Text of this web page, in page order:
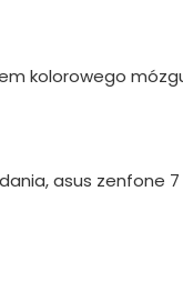
kolorowego
asus zenfone